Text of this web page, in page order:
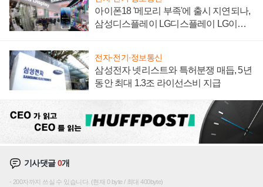
아이폰18 '메모리 부족'에 출시 지연되나,
삼성디스플레이 LG디스플레이 LG이노
전자·전기·정보통신
삼성전자 넷리스트와 특허분쟁 매듭, 5년
동안 최대 1.3조 라이선스비 지급
기사댓글0개
200자까지 쓰실 수 있습니다. (현재 0 byte / 최대 400byte)